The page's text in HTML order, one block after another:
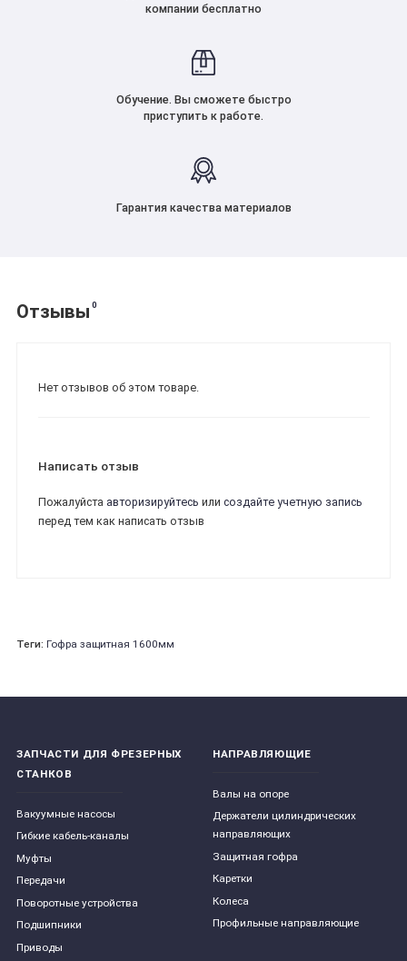
компании бесплатно
Обучение. Вы сможете быстро
приступить к работе.
Гарантия качества материалов
Отзывы 0
Нет отзывов об этом товаре.
Написать отзыв
Пожалуйста авторизируйтесь или создайте учетную запись
перед тем как написать отзыв
Теги: Гофра защитная 1600мм
ЗАПЧАСТИ ДЛЯ ФРЕЗЕРНЫХ
СТАНКОВ
Вакуумные насосы
Гибкие кабель-каналы
Муфты
Передачи
Поворотные устройства
Подшипники
Приводы
НАПРАВЛЯЮЩИЕ
Валы на опоре
Держатели цилиндрических
направляющих
Защитная гофра
Каретки
Колеса
Профильные направляющие